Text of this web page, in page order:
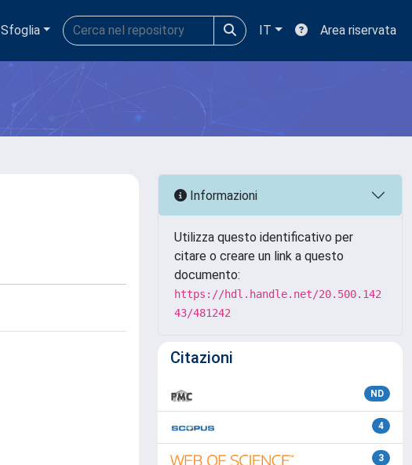
Sfoglia IT Area riservata
Informazioni
Utilizza questo identificativo per
citare o creare un link a questo
documento:
https://hdl.handle.net/20.500.142
43/481242
Citazioni
ND
4
3